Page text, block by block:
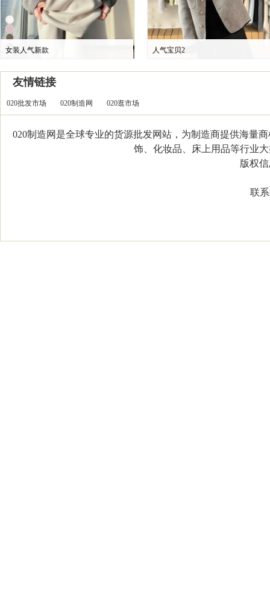
女装人气新款 人气宝贝2
友情链接
020批发市场 020制造网 020逛市场
020制造网是全球专业的货源批发网站，为制造商提供海量
饰、化妆品、床上用品等行业
版权信
联